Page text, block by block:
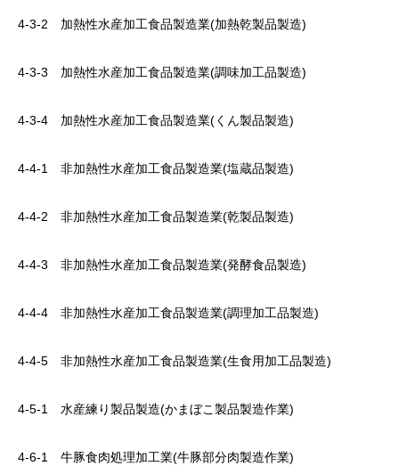
4-3-2 加熱性水産加工食品製造業(加熱乾製品製造)
4-3-3 加熱性水産加工食品製造業(調味加工品製造)
4-3-4 加熱性水産加工食品製造業(くん製品製造)
4-4-1 非加熱性水産加工食品製造業(塩蔵品製造)
4-4-2 非加熱性水産加工食品製造業(乾製品製造)
4-4-3 非加熱性水産加工食品製造業(発酵食品製造)
4-4-4 非加熱性水産加工食品製造業(調理加工品製造)
4-4-5 非加熱性水産加工食品製造業(生食用加工品製造)
4-5-1 水産練り製品製造(かまぼこ製品製造作業)
4-6-1 牛豚食肉処理加工業(牛豚部分肉製造作業)